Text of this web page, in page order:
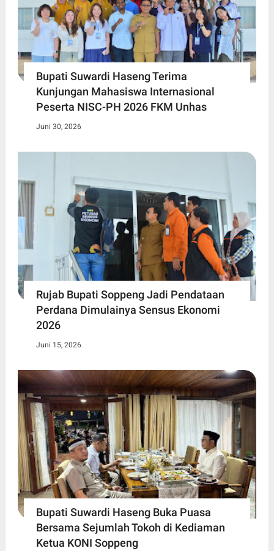
Bupati Suwardi Haseng Terima
Kunjungan Mahasiswa Internasional
Peserta NISC-PH 2026 FKM Unhas
Juni 30, 2026
Rujab Bupati Soppeng Jadi Pendataan
Perdana Dimulainya Sensus Ekonomi
2026
Juni 15, 2026
Bupati Suwardi Haseng Buka Puasa
Bersama Sejumlah Tokoh di Kediaman
Ketua KONI Soppeng